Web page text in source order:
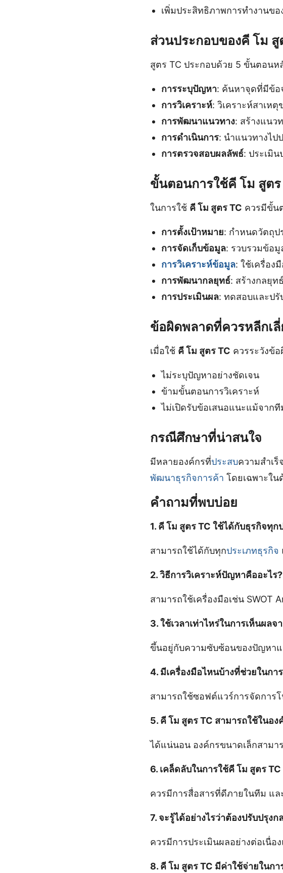
เพิ่มประสิทธิภาพการทำงานขอ
ส่วนประกอบของคี โม สู
สูตร TC ประกอบด้วย 5 ขั้นตอนห
การระบุปัญหา: ค้นหาจุดที่มีข้อ
การวิเคราะห์: วิเคราะห์สาเห
การพัฒนาแนวทาง: สร้างแนว
การดำเนินการ: นำแนวทางไป
การตรวจสอบผลลัพธ์: ประเมิ
ขั้นตอนการใช้คี โม สูตร
ในการใช้ คี โม สูตร TC ควรมีขั้น
การตั้งเป้าหมาย: กำหนดวัตถุป
การจัดเก็บข้อมูล: รวบรวมข้อ
การวิเคราะห์ข้อมูล: ใช้เครื่อง
การพัฒนากลยุทธ์: สร้างกลยุท
การประเมินผล: ทดสอบและปรั
ข้อผิดพลาดที่ควรหลีกเลี่
เมื่อใช้ คี โม สูตร TC ควรระวังข้
ไม่ระบุปัญหาอย่างชัดเจน
ข้ามขั้นตอนการวิเคราะห์
ไม่เปิดรับข้อเสนอแนะแม้จากที
กรณีศึกษาที่น่าสนใจ
มีหลายองค์กรที่ประสบความสำเร็
พัฒนาธุรกิจการค้า โดยเฉพาะใ
คำถามที่พบบ่อย
1. คี โม สูตร TC ใช้ได้กับธุรกิจทุก
สามารถใช้ได้กับทุกประเภทธุรกิจ
2. วิธีการวิเคราะห์ปัญหาคืออะไร?
สามารถใช้เครื่องมือเช่น SWOT
3. ใช้เวลาเท่าไหร่ในการเห็นผลจ
ขึ้นอยู่กับความซับซ้อนของปัญหาแ
4. มีเครื่องมือไหนบ้างที่ช่วยในกา
สามารถใช้ซอฟต์แวร์การจัดการ
5. คี โม สูตร TC สามารถใช้ในอ
ได้แน่นอน องค์กรขนาดเล็กสามา
6. เคล็ดลับในการใช้คี โม สูตร
ควรมีการสื่อสารที่ดีภายในทีม แล
7. จะรู้ได้อย่างไรว่าต้องปรับปรุงก
ควรมีการประเมินผลอย่างต่อเนื่อ
8. คี โม สูตร TC มีค่าใช้จ่ายในก